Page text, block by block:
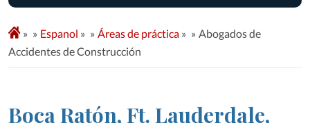
» Espanol » Áreas de práctica »
Abogados de
Accidentes de Construcción
Boca Ratón, Ft. Lauderdale,